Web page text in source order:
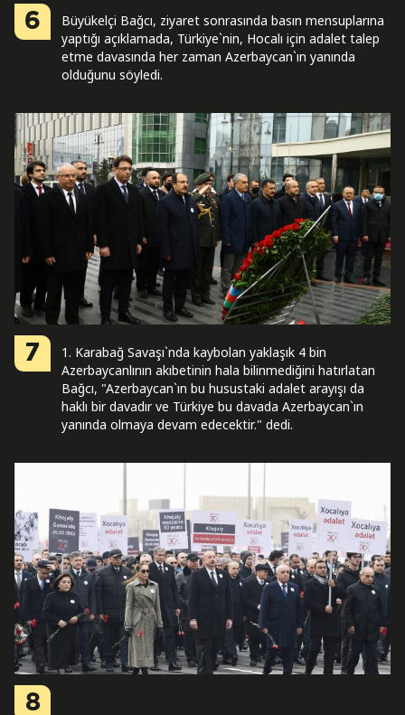
6
Büyükelçi Bağcı, ziyaret sonrasında basın mensuplarına
yaptığı açıklamada, Türkiye`nin, Hocalı için adalet talep
etme davasında her zaman Azerbaycan`ın yanında
olduğunu söyledi.
7
1. Karabağ Savaşı`nda kaybolan yaklaşık 4 bin
Azerbaycanlının akıbetinin hala bilinmediğini hatırlatan
Bağcı, "Azerbaycan`ın bu husustaki adalet arayışı da
haklı bir davadır ve Türkiye bu davada Azerbaycan`ın
yanında olmaya devam edecektir." dedi.
8